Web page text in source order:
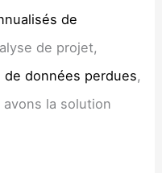
de
de projet,
de données perdues,
la solution